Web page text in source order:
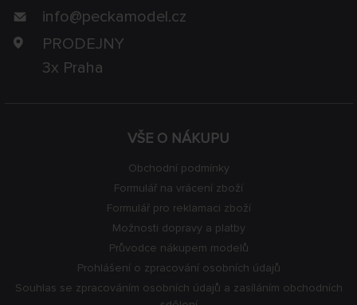
VŠE O NÁKUPU
Obchodní podmínky
Formulář na vrácení zboží
Formulář pro reklamaci zboží
Možnosti dopravy a platby
Průvodce nákupem modelů
Prohlášení o zpracování osobních údajů
Souhlas se zpracováním osobních údajů a zasíláním obchodních
info@peckamodel.cz
PRODEJNY
3x Praha